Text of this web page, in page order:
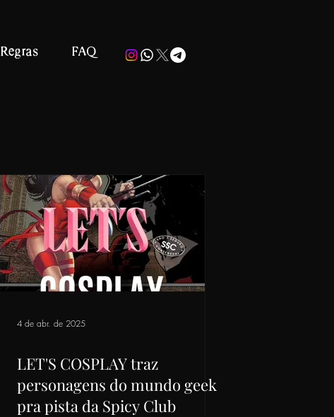
Regras FAQ
4 de abr. de 2025
LET'S COSPLAY traz
personagens do mundo geek
pra pista da Spicy Club